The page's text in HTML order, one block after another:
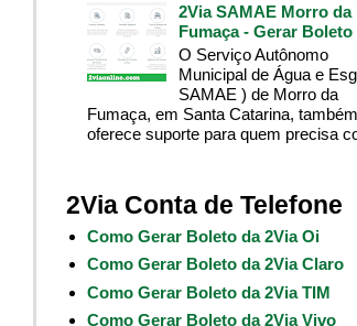
2Via SAMAE Morro da
Fumaça - Gerar Boleto
O Serviço Autônomo
Municipal de Água e
SAMAE ) de Morro da
Fumaça, em Santa Catarina, também
oferece suporte para quem precisa
2Via Conta de Telefone
Como Gerar Boleto da 2Via Oi
Como Gerar Boleto da 2Via Claro
Como Gerar Boleto da 2Via TIM
Como Gerar Boleto da 2Via Vivo